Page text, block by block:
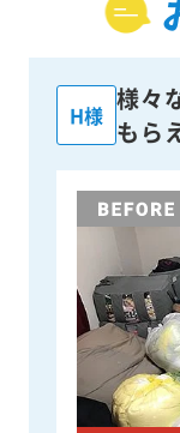
H様
様々
もら